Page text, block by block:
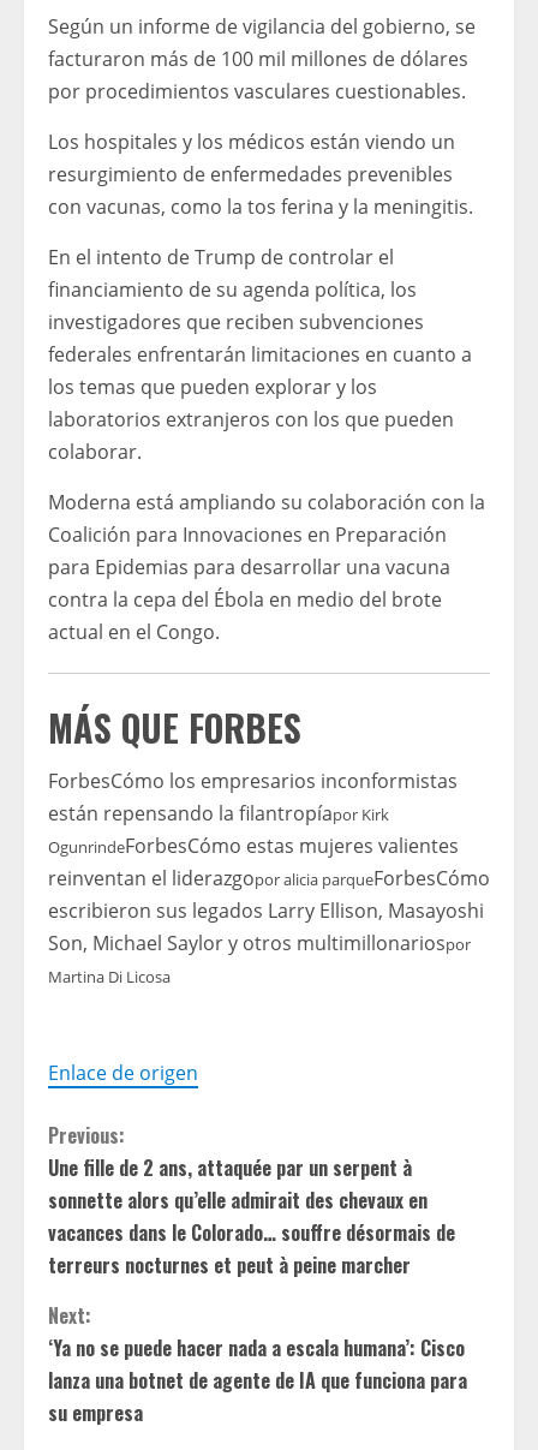
Según un informe de vigilancia del gobierno, se
facturaron más de 100 mil millones de dólares
por procedimientos vasculares cuestionables.
Los hospitales y los médicos están viendo un
resurgimiento de enfermedades prevenibles
con vacunas, como la tos ferina y la meningitis.
En el intento de Trump de controlar el
financiamiento de su agenda política, los
investigadores que reciben subvenciones
federales enfrentarán limitaciones en cuanto a
los temas que pueden explorar y los
laboratorios extranjeros con los que pueden
colaborar.
Moderna está ampliando su colaboración con la
Coalición para Innovaciones en Preparación
para Epidemias para desarrollar una vacuna
contra la cepa del Ébola en medio del brote
actual en el Congo.
MÁS QUE FORBES
ForbesCómo los empresarios inconformistas
están repensando la filantropíapor Kirk
OgunrindeForbesCómo estas mujeres valientes
reinventan el liderazgoporalicia parqueForbesCómo
escribieron sus legados Larry Ellison, Masayoshi
Son, Michael Saylor y otros multimillonariospor
Martina Di Licosa
Enlace de origen
C
o
n
t
i
n
Previous:
Une fille de 2 ans, attaquée par un serpent à
sonnette alors qu’elle admirait des chevaux en
vacances dans le Colorado… souffre désormais de
terreurs nocturnes et peut à peine marcher
Next:
‘Ya no se puede hacer nada a escala humana’: Cisco
lanza una botnet de agente de IA que funciona para
su empresa